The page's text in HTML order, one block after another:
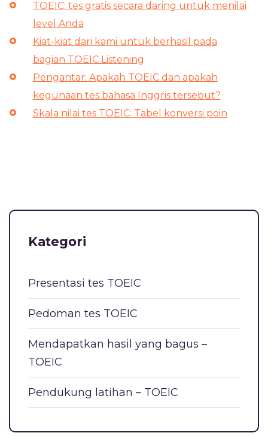
TOEIC: tes gratis secara daring untuk menilai
level Anda
Kiat-kiat dari kami untuk berhasil pada
bagian TOEIC Listening
Pengantar: Apakah TOEIC dan apakah
kegunaan tes bahasa Inggris tersebut?
Skala nilai tes TOEIC: Tabel konversi poin
Kategori
Presentasi tes TOEIC
Pedoman tes TOEIC
Mendapatkan hasil yang bagus –
TOEIC
Pendukung latihan – TOEIC